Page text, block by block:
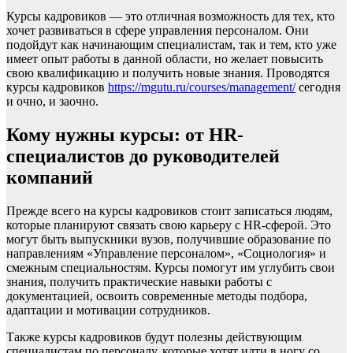
Курсы кадровиков — это отличная возможность для тех, кто
хочет развиваться в сфере управления персоналом. Они
подойдут как начинающим специалистам, так и тем, кто уже
имеет опыт работы в данной области, но желает повысить
свою квалификацию и получить новые знания. Проводятся
курсы кадровиков https://mgutu.ru/courses/management/сегодня
и очно, и заочно.
Кому нужны курсы: от HR-
специалистов до руководителей
компаний
Прежде всего на курсы кадровиков стоит записаться людям,
которые планируют связать свою карьеру с HR-сферой. Это
могут быть выпускники вузов, получившие образование по
направлениям «Управление персоналом», «Социология» и
смежным специальностям. Курсы помогут им углубить свои
знания, получить практические навыки работы с
документацией, освоить современные методы подбора,
адаптации и мотивации сотрудников.
Также курсы кадровиков будут полезны действующим